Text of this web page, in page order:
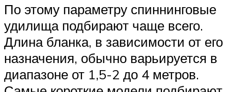
По этому параметру спиннинговые
удилища подбирают чаще всего.
Длина бланка, в зависимости от его
назначения, обычно варьируется в
диапазоне от 1,5-2 до 4 метров.